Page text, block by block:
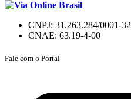
CNPJ: 31.263.284/0001-32
CNAE: 63.19-4-00
Fale com o Portal